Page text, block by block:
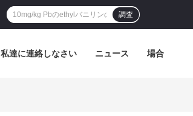
調査
私達に連絡しなさい ニュース 場合